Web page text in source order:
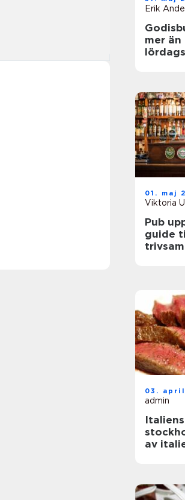
Erik
mer än
01. maj
Viktoria
Pub
guide
03. april
admin
stockholm
av